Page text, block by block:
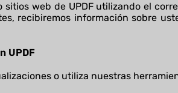
web de UPDF utilizando el
recibiremos información sobre
UPDF
o utiliza nuestras